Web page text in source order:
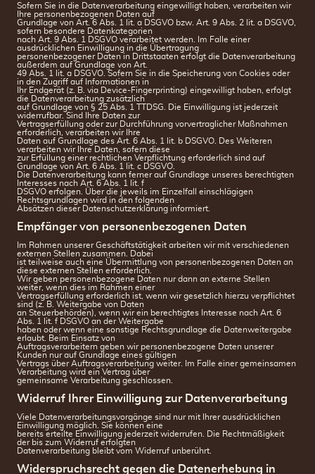
Sofern Sie in die Datenverarbeitung eingewilligt haben, verarbeiten wir
Ihre personenbezogenen Daten auf
Grundlage von Art. 6 Abs. 1 lit. a DSGVO bzw. Art. 9 Abs. 2 lit. a DSGVO,
sofern besondere Datenkategorien
nach Art. 9 Abs. 1 DSGVO verarbeitet werden. Im Falle einer
ausdrücklichen Einwilligung in die Übertragung
personenbezogener Daten in Drittstaaten erfolgt die Datenverarbeitung
außerdem auf Grundlage von Art.
49 Abs. 1 lit. a DSGVO. Sofern Sie in die Speicherung von Cookies oder
in den Zugriff auf Informationen in
Ihr Endgerät (z. B. via Device-Fingerprinting) eingewilligt haben, erfolgt
die Datenverarbeitung zusätzlich
auf Grundlage von § 25 Abs. 1 TTDSG. Die Einwilligung ist jederzeit
widerrufbar. Sind Ihre Daten zur
Vertragserfüllung oder zur Durchführung vorvertraglicher Maßnahmen
erforderlich, verarbeiten wir Ihre
Daten auf Grundlage des Art. 6 Abs. 1 lit. b DSGVO. Des Weiteren
verarbeiten wir Ihre Daten, sofern diese
zur Erfüllung einer rechtlichen Verpflichtung erforderlich sind auf
Grundlage von Art. 6 Abs. 1 lit. c DSGVO.
Die Datenverarbeitung kann ferner auf Grundlage unseres berechtigten
Interesses nach Art. 6 Abs. 1 lit. f
DSGVO erfolgen. Über die jeweils im Einzelfall einschlägigen
Rechtsgrundlagen wird in den folgenden
Absätzen dieser Datenschutzerklärung informiert.
Empfänger von personenbezogenen Daten
Im Rahmen unserer Geschäftstätigkeit arbeiten wir mit verschiedenen
externen Stellen zusammen. Dabei
ist teilweise auch eine Übermittlung von personenbezogenen Daten an
diese externen Stellen erforderlich.
Wir geben personenbezogene Daten nur dann an externe Stellen
weiter, wenn dies im Rahmen einer
Vertragserfüllung erforderlich ist, wenn wir gesetzlich hierzu verpflichtet
sind (z. B. Weitergabe von Daten
an Steuerbehörden), wenn wir ein berechtigtes Interesse nach Art. 6
Abs. 1 lit. f DSGVO an der Weitergabe
haben oder wenn eine sonstige Rechtsgrundlage die Datenweitergabe
erlaubt. Beim Einsatz von
Auftragsverarbeitern geben wir personenbezogene Daten unserer
Kunden nur auf Grundlage eines gültigen
Vertrags über Auftragsverarbeitung weiter. Im Falle einer gemeinsamen
Verarbeitung wird ein Vertrag über
gemeinsame Verarbeitung geschlossen.
Widerruf Ihrer Einwilligung zur Datenverarbeitung
Viele Datenverarbeitungsvorgänge sind nur mit Ihrer ausdrücklichen
Einwilligung möglich. Sie können eine
bereits erteilte Einwilligung jederzeit widerrufen. Die Rechtmäßigkeit
der bis zum Widerruf erfolgten
Datenverarbeitung bleibt vom Widerruf unberührt.
Widerspruchsrecht gegen die Datenerhebung in